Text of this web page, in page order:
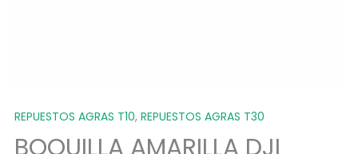
REPUESTOS AGRAS T10, REPUESTOS AGRAS T30